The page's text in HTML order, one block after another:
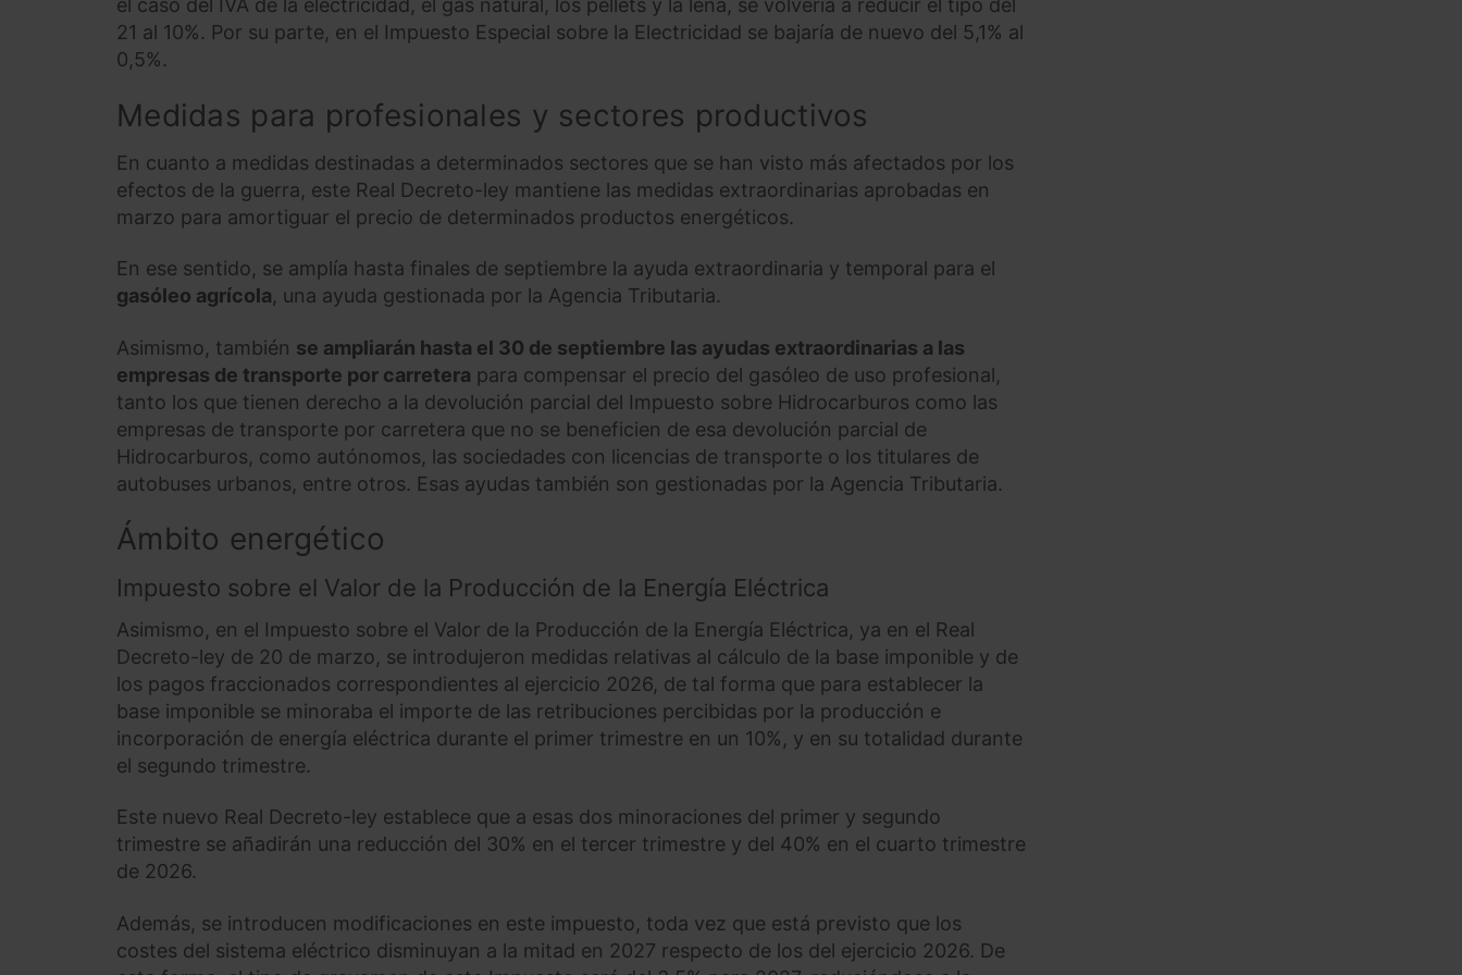
el caso del IVA de la electricidad, el gas natural, los pellets y la leña, se volvería a reducir el tipo del
21 al 10%. Por su parte, en el Impuesto Especial sobre la Electricidad se bajaría de nuevo del 5,1% al
0,5%.
Medidas para profesionales y sectores productivos
En cuanto a medidas destinadas a determinados sectores que se han visto más afectados por los
efectos de la guerra, este Real Decreto-ley mantiene las medidas extraordinarias aprobadas en
marzo para amortiguar el precio de determinados productos energéticos.
En ese sentido, se amplía hasta finales de septiembre la ayuda extraordinaria y temporal para el
gasóleo agrícola, una ayuda gestionada por la Agencia Tributaria.
Asimismo, también se ampliarán hasta el 30 de septiembre las ayudas extraordinarias a las
empresas de transporte por carretera para compensar el precio del gasóleo de uso profesional,
tanto los que tienen derecho a la devolución parcial del Impuesto sobre Hidrocarburos como las
empresas de transporte por carretera que no se beneficien de esa devolución parcial de
Hidrocarburos, como autónomos, las sociedades con licencias de transporte o los titulares de
autobuses urbanos, entre otros. Esas ayudas también son gestionadas por la Agencia Tributaria.
Ámbito energético
Impuesto sobre el Valor de la Producción de la Energía Eléctrica
Asimismo, en el Impuesto sobre el Valor de la Producción de la Energía Eléctrica, ya en el Real
Decreto-ley de 20 de marzo, se introdujeron medidas relativas al cálculo de la base imponible y de
los pagos fraccionados correspondientes al ejercicio 2026, de tal forma que para establecer la
base imponible se minoraba el importe de las retribuciones percibidas por la producción e
incorporación de energía eléctrica durante el primer trimestre en un 10%, y en su totalidad durante
el segundo trimestre.
Este nuevo Real Decreto-ley establece que a esas dos minoraciones del primer y segundo
trimestre se añadirán una reducción del 30% en el tercer trimestre y del 40% en el cuarto trimestre
de 2026.
Además, se introducen modificaciones en este impuesto, toda vez que está previsto que los
costes del sistema eléctrico disminuyan a la mitad en 2027 respecto de los del ejercicio 2026. De